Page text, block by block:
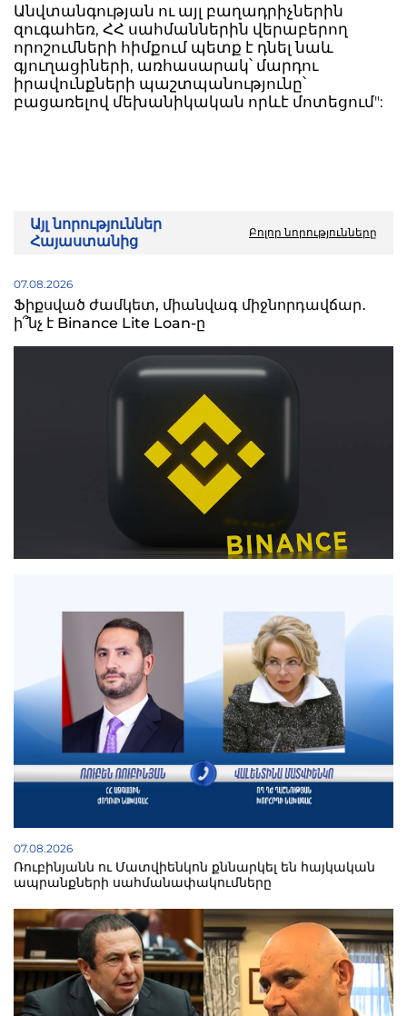
Անվտանգության ու այլ բաղադրիչներին
զուգահեռ, ՀՀ սահմաններին վերաբերող
որոշումների հիմքում պետք է դնել նաև
գյուղացիների, առհասարակ՝ մարդու
իրավունքների պաշտպանությունը՝
բացառելով մեխանիկական որևէ մոտեցում":
Այլ նորություններ
Հայաստանից
Բոլոր նորությունները
07.08.2026
Ֆիքսված ժամկետ, միանվագ միջնորդավճար․
ի՞նչ է Binance Lite Loan-ը
07.08.2026
Ռուբինյանն ու Մատվիենկոն քննարկել են հայկական
ապրանքների սահմանափակումները